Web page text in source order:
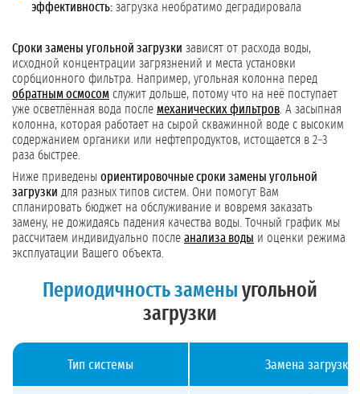
эффективность: загрузка необратимо деградировала
Сроки замены угольной загрузки зависят от расхода воды,
исходной концентрации загрязнений и места установки
сорбционного фильтра. Например, угольная колонна перед
обратным осмосом служит дольше, потому что на неё поступает
уже осветлённая вода после механических фильтров . А засыпная
колонна, которая работает на сырой скважинной воде с высоким
содержанием органики или нефтепродуктов, истощается в 2–3
раза быстрее.
Ниже приведены ориентировочные сроки замены угольной
загрузки для разных типов систем. Они помогут Вам
спланировать бюджет на обслуживание и вовремя заказать
замену, не дожидаясь падения качества воды. Точный график мы
рассчитаем индивидуально после анализа воды и оценки режима
эксплуатации Вашего объекта.
Периодичность замены угольной
загрузки
Тип системы Замена загрузки